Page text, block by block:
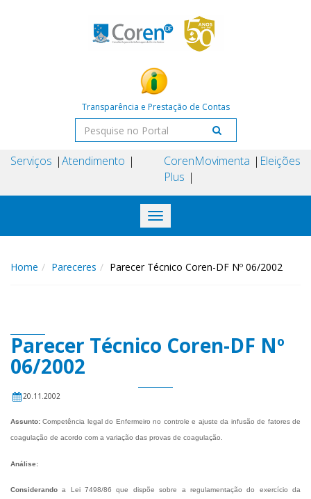
Transparência e Prestação de Contas
Serviços Atendimento
Coren
Plus
Movimenta Eleições
Toggle
navigation
Home Pareceres Parecer Técnico Coren-DF Nº 06/2002
Parecer Técnico Coren-DF Nº
06/2002
20.11.2002
Assunto:Competência legal do Enfermeiro no controle e ajuste da infusão de fatores de
coagulação de acordo com a variação das provas de coagulação.
Análise:
Considerando a Lei 7498/86 que dispõe sobre a regulamentação do exercício da